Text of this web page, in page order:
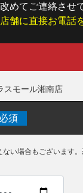
めてご連絡させ
舗に直接お電話
スモール湘南店
必須
い場合もございます